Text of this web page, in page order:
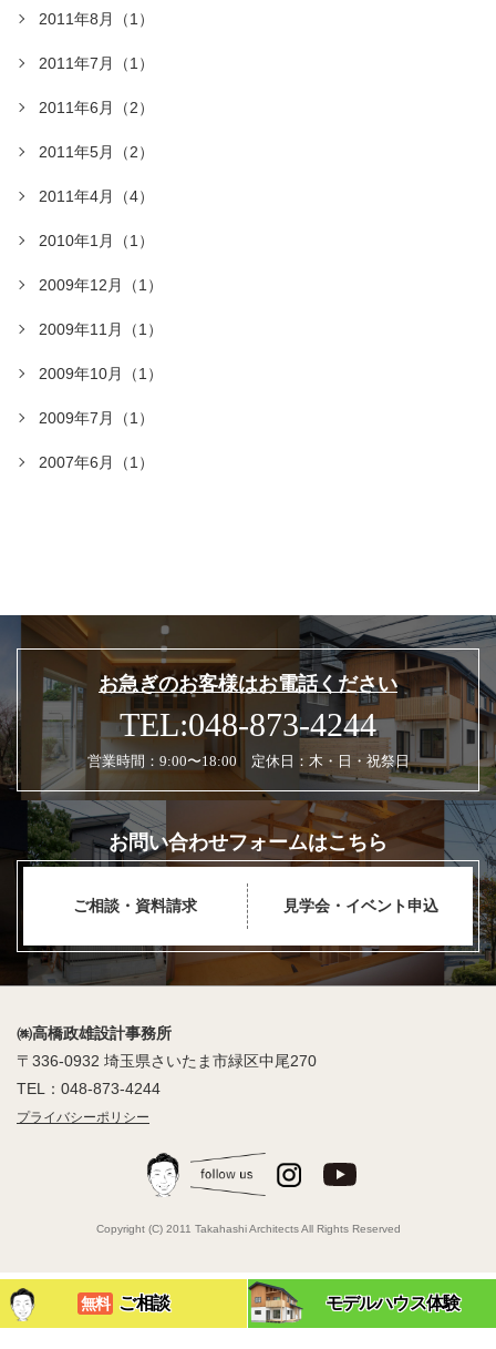
無料 ご相談 モデルハウス体験
2011年8月（1）
2011年7月（1）
2011年6月（2）
2011年5月（2）
2011年4月（4）
2010年1月（1）
2009年12月（1）
2009年11月（1）
2009年10月（1）
2009年7月（1）
2007年6月（1）
お急ぎのお客様はお電話ください
TEL:048-873-4244
営業時間：9:00〜18:00 定休日：木・日・祝祭日
お問い合わせフォームはこちら
ご相談・資料請求 見学会・イベント申込
㈱高橋政雄設計事務所
〒336-0932 埼玉県さいたま市緑区中尾270
TEL：048-873-4244
プライバシーポリシー
Copyright (C) 2011 Takahashi Architects All Rights Reserved